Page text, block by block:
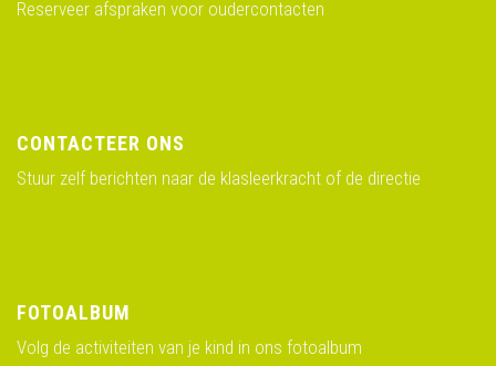
Reserveer afspraken voor oudercontacten
CONTACTEER ONS
Stuur zelf berichten naar de klasleerkracht of de directie
FOTOALBUM
Volg de activiteiten van je kind in ons fotoalbum